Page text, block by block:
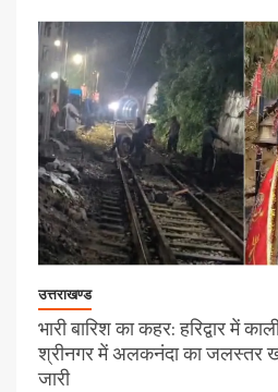
उत्तराखण्ड
भारी बारिश का कहर: हरिद्वार में
श्रीनगर में अलकनंदा का जलस्तर
जारी